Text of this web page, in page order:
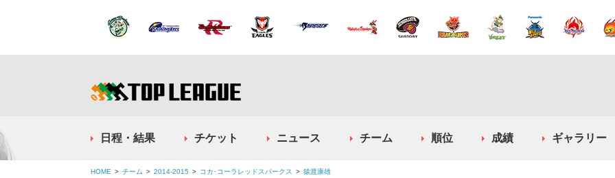
日程・結果 チケット ニュース チーム 順位 成績 ギャラリー
HOME チーム 2014-2015 コカ･コーラレッドスパークス 猿渡康雄